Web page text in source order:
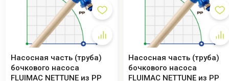
Насосная часть (труба)
бочкового насоса
FLUIMAC NETTUNE из PP
Насосная часть (труба)
бочкового насоса
FLUIMAC NETTUNE из PP